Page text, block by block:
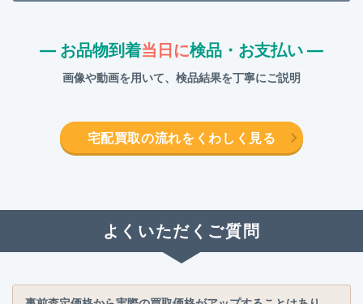
― お品物到着当日に検品・お支払い ―
画像や動画を用いて、検品結果を丁寧にご説明
宅配買取の流れをくわしく見る
よくいただくご質問